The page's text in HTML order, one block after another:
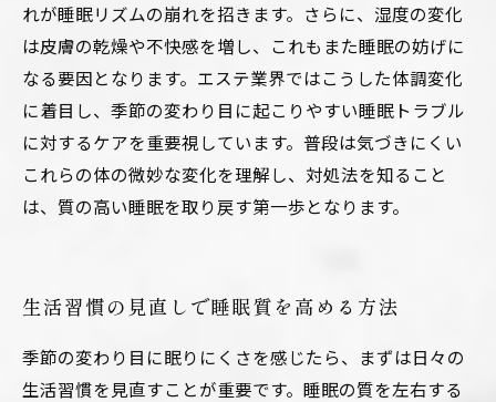
れが睡眠リズムの崩れを招きます。さらに、湿度の変化
は皮膚の乾燥や不快感を増し、これもまた睡眠の妨げに
なる要因となります。エステ業界ではこうした体調変化
に着目し、季節の変わり目に起こりやすい睡眠トラブル
に対するケアを重要視しています。普段は気づきにくい
これらの体の微妙な変化を理解し、対処法を知ること
は、質の高い睡眠を取り戻す第一歩となります。
生活習慣の見直しで睡眠質を高める方法
季節の変わり目に眠りにくさを感じたら、まずは日々の
生活習慣を見直すことが重要です。睡眠の質を左右する